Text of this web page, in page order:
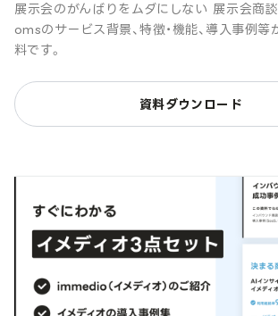
展示会のがんばりをムダにしない 展示会
omsのサービス背景、特徴・機能、導入事例
料です。
資料ダウンロード